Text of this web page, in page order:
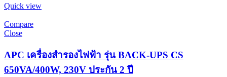
Quick view
Compare
Close
APC เครื่องสำรองไฟฟ้า รุ่น BACK-UPS CS
650VA/400W, 230V ประกัน 2 ปี